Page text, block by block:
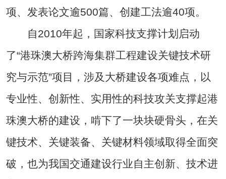
项、发表论文逾500篇、创建工法逾40项。
自2010年起，国家科技支撑计划启动
了“港珠澳大桥跨海集群工程建设关键技术研
究与示范”项目，涉及大桥建设各项难点，以
专业性、创新性、实用性的科技攻关支撑起港
珠澳大桥的建设，啃下了一块块硬骨头，在关
键技术、关键装备、关键材料领域取得全面突
破，也为我国交通建设行业自主创新、技术进